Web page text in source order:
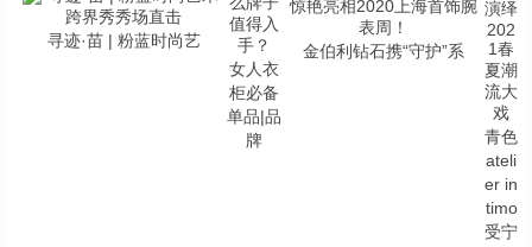
寻迹·苗 | 粉蓝时尚艺
女人衣
柜必备
单品|品
牌
金伯利钻石携“守护”系
青色
ateli
er in
timo
受宁